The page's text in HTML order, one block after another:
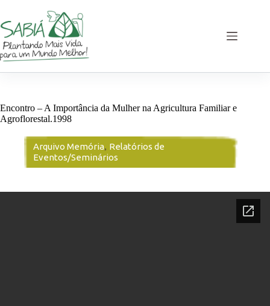
o
conteúdo
Encontro – A Importância da Mulher na Agricultura Familiar e
Agroflorestal.1998
Arquivo Memória, Relatórios de
Eventos/Seminários